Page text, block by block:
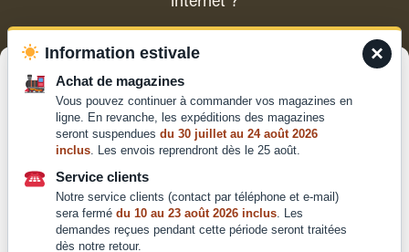
Pour offrir les meilleures expériences, nous utilisons des technologies
telles que les cookies pour stocker et/ou accéder aux informations des
appareils. Le fait de consentir à ces technologies nous permettra de
traiter des données telles que le comportement de navigation ou les ID
uniques sur ce site. Le fait de ne pas consentir ou de retirer son
consentement peut avoir un effet négatif sur certaines caractéristiques
et fonctions.
Contacter le service client
Mentions légales
Conditions générales de
vente et d'utilisation
×
Information estivale
Achat de magazines
Vous pouvez continuer à commander vos magazines en
ligne. En revanche, les expéditions des magazines
seront suspendues du 30 juillet au 24 août 2026
inclus. Les envois reprendront dès le 25 août.
Service clients
Notre service clients (contact par téléphone et e-mail)
sera fermé du 10 au 23 août 2026 inclus. Les
demandes reçues pendant cette période seront traitées
dès notre retour.